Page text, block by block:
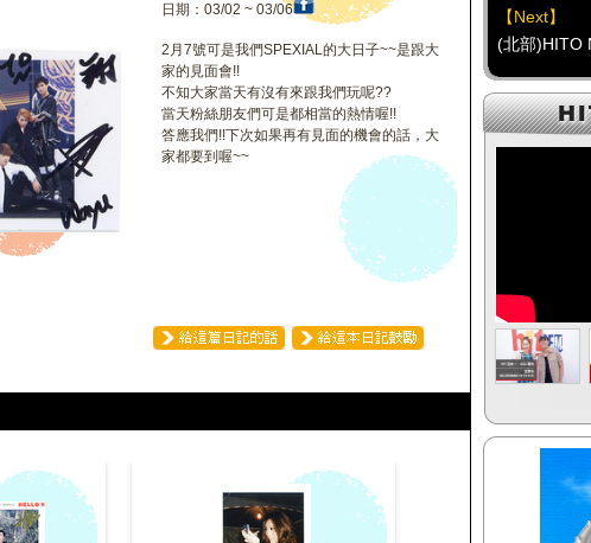
日期：03/02 ~ 03/06
2月7號可是我們SPEXIAL的大日子~~是跟大
家的見面會!!
不知大家當天有沒有來跟我們玩呢??
當天粉絲朋友們可是都相當的熱情喔!!
答應我們!!下次如果再有見面的機會的話，大
家都要到喔~~
【Next】
(北部)HITO
【Next】